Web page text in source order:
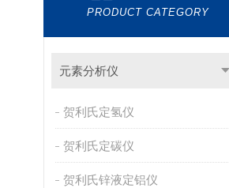
PRODUCT CATEGORY
元素分析仪
贺利氏定氢仪
贺利氏定碳仪
贺利氏锌液定铝仪